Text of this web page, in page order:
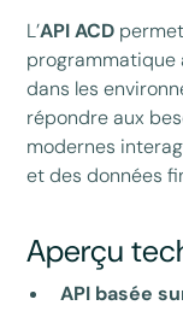
L’API ACD
programmatique
dans les
répondre aux
modernes
et des données
Aperçu
API basée